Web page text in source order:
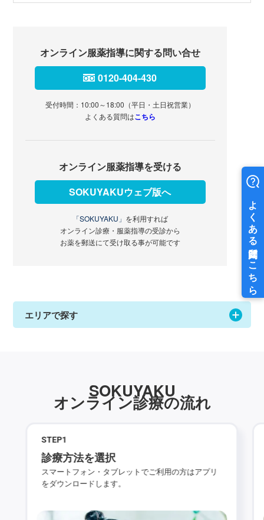
オンライン服薬指導に関する問い合せ
0120-404-430
受付時間：10:00～18:00（平日・土日祝営業）
よくある質問はこちら
オンライン服薬指導を受ける
SOKUYAKUウェブ版へ
「SOKUYAKU」 を利用すれば
オンライン診療・服薬指導の受診から
お薬を郵送にて受け取る事が可能です
エリアで探す
SOKUYAKU
オンライン診療の流れ
STEP1
診療方法を選択
スマートフォン・タブレットでご利用の方はアプリ
をダウンロードします。